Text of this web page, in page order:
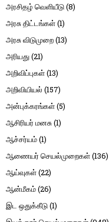
அரசிதழ் வெளியீடு(8)
அரசு திட்டங்கள்(1)
அரசு விடுமுறை(13)
அரியது(21)
அறிவிப்புகள்(13)
அறிவியியல் (157)
அன்புக்கரங்கள்(5)
ஆசிரியர் மனசு(1)
ஆச்சர்யம்(1)
ஆணையர் செயல்முறைகள்(136)
ஆய்வுகள்(22)
ஆன்மீகம்(26)
இட ஒதுக்கீடு(1)